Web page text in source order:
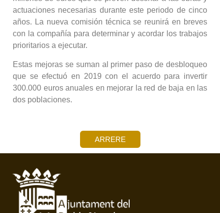
actuaciones necesarias durante este periodo de cinco
años. La nueva comisión técnica se reunirá en breves
con la compañía para determinar y acordar los trabajos
prioritarios a ejecutar.
Estas mejoras se suman al primer paso de desbloqueo
que se efectuó en 2019 con el acuerdo para invertir
300.000 euros anuales en mejorar la red de baja en las
dos poblaciones.
ARRERE